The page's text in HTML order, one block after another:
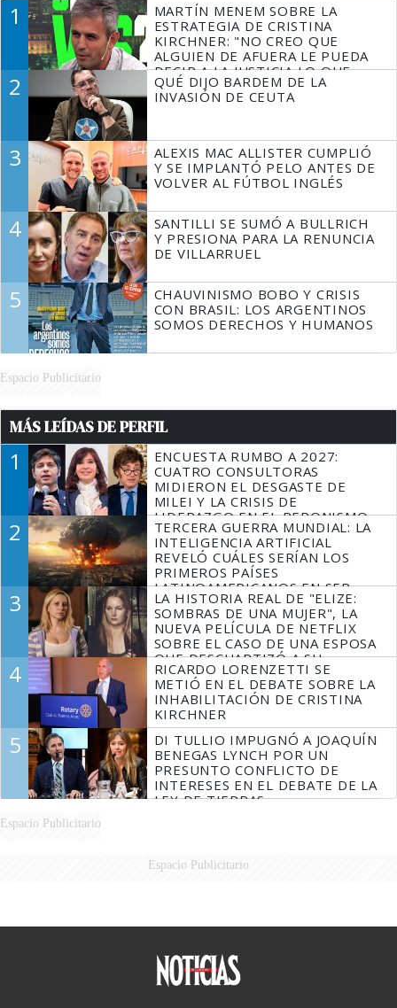
1
MARTÍN MENEM SOBRE LA
ESTRATEGIA DE CRISTINA
KIRCHNER: "NO CREO QUE
ALGUIEN DE AFUERA LE PUEDA
DECIR A LA JUSTICIA LO QUE
TIENE QUE HACER"
2
QUÉ DIJO BARDEM DE LA
INVASIÓN DE CEUTA
3
ALEXIS MAC ALLISTER CUMPLIÓ
Y SE IMPLANTÓ PELO ANTES DE
VOLVER AL FÚTBOL INGLÉS
4
SANTILLI SE SUMÓ A BULLRICH
Y PRESIONA PARA LA RENUNCIA
DE VILLARRUEL
5
CHAUVINISMO BOBO Y CRISIS
CON BRASIL: LOS ARGENTINOS
SOMOS DERECHOS Y HUMANOS
Espacio Publicitario
MÁS LEÍDAS DE PERFIL
1
ENCUESTA RUMBO A 2027:
CUATRO CONSULTORAS
MIDIERON EL DESGASTE DE
MILEI Y LA CRISIS DE
LIDERAZGO EN EL PERONISMO
2
TERCERA GUERRA MUNDIAL: LA
INTELIGENCIA ARTIFICIAL
REVELÓ CUÁLES SERÍAN LOS
PRIMEROS PAÍSES
LATINOAMERICANOS EN SER
DERROTADOS
3
LA HISTORIA REAL DE "ELIZE:
SOMBRAS DE UNA MUJER", LA
NUEVA PELÍCULA DE NETFLIX
SOBRE EL CASO DE UNA ESPOSA
QUE DESCUARTIZÓ A SU
MARIDO
4
RICARDO LORENZETTI SE
METIÓ EN EL DEBATE SOBRE LA
INHABILITACIÓN DE CRISTINA
KIRCHNER
5
DI TULLIO IMPUGNÓ A JOAQUÍN
BENEGAS LYNCH POR UN
PRESUNTO CONFLICTO DE
INTERESES EN EL DEBATE DE LA
LEY DE TIERRAS
Espacio Publicitario
Espacio Publicitario